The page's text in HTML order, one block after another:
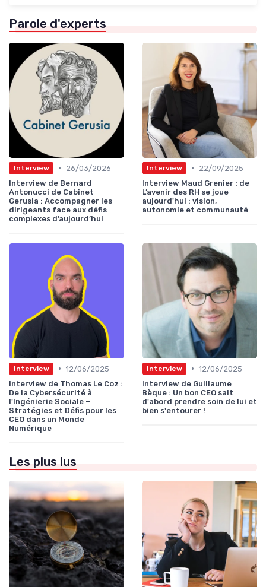
Parole d'experts
Interview •
26/03/2026
Interview de Bernard
Antonucci de Cabinet
Gerusia : Accompagner les
dirigeants face aux défis
complexes d’aujourd’hui
Interview •
22/09/2025
Interview Maud Grenier : de
L’avenir des RH se joue
aujourd'hui : vision,
autonomie et communauté
Interview • 12/06/2025
Interview de Thomas Le Coz :
De la Cybersécurité à
l'Ingénierie Sociale –
Stratégies et Défis pour les
CEO dans un Monde
Numérique
Interview • 12/06/2025
Interview de Guillaume
Bèque : Un bon CEO sait
d'abord prendre soin de lui et
bien s'entourer !
Les plus lus